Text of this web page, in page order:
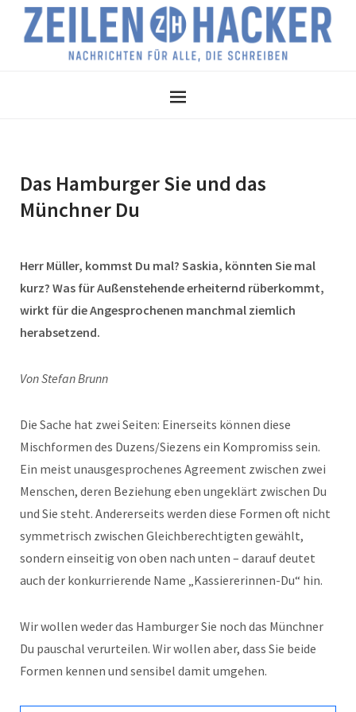
Das Hamburger Sie und das
Münchner Du
Herr Müller, kommst Du mal? Saskia, könnten Sie mal
kurz? Was für Außenstehende erheiternd rüberkommt,
wirkt für die Angesprochenen manchmal ziemlich
herabsetzend.
Von Stefan Brunn
Die Sache hat zwei Seiten: Einerseits können diese
Mischformen des Duzens/Siezens ein Kompromiss sein.
Ein meist unausgesprochenes Agreement zwischen zwei
Menschen, deren Beziehung eben ungeklärt zwischen Du
und Sie steht. Andererseits werden diese Formen oft nicht
symmetrisch zwischen Gleichberechtigten gewählt,
sondern einseitig von oben nach unten – darauf deutet
auch der konkurrierende Name „Kassiererinnen-Du“ hin.
Wir wollen weder das Hamburger Sie noch das Münchner
Du pauschal verurteilen. Wir wollen aber, dass Sie beide
Formen kennen und sensibel damit umgehen.